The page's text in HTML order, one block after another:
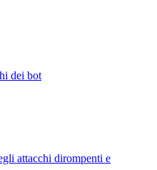
dei bot
attacchi dirompenti e